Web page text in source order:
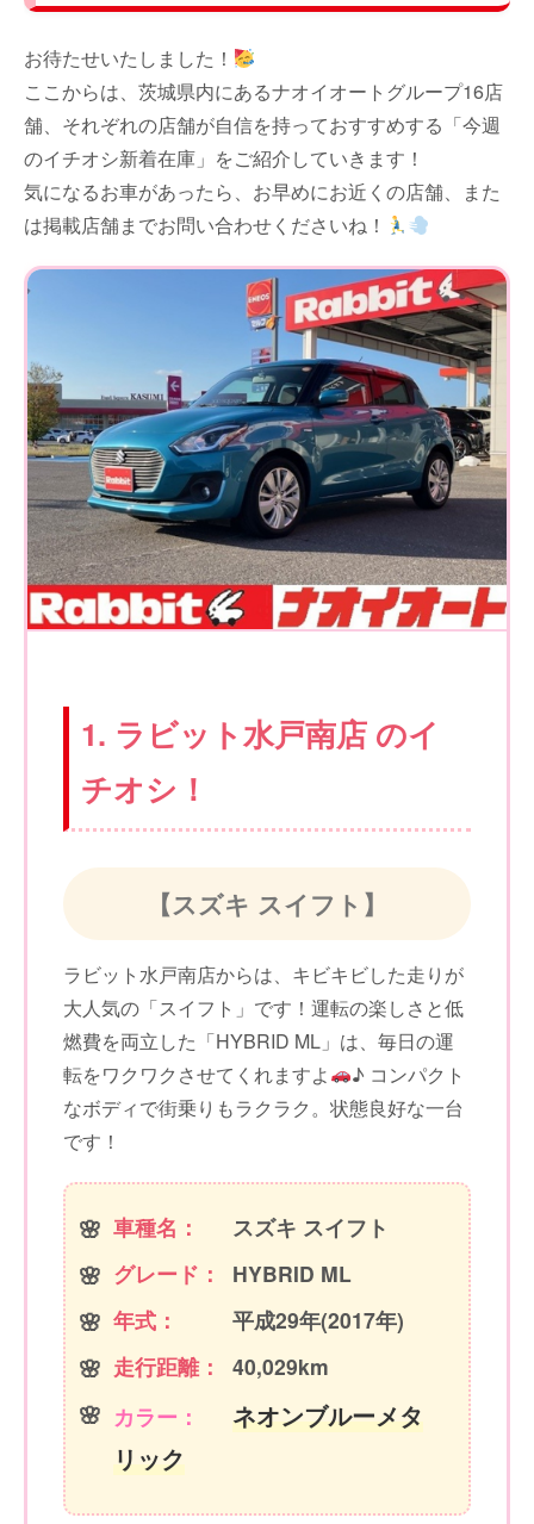
お待たせいたしました！
ここからは、茨城県内にあるナオイオートグループ16店
舗、それぞれの店舗が自信を持っておすすめする「今週
のイチオシ新着在庫」をご紹介していきます！
気になるお車があったら、お早めにお近くの店舗、また
は掲載店舗までお問い合わせくださいね！
1. ラビット水戸南店 のイ
チオシ！
【スズキ スイフト】
ラビット水戸南店からは、キビキビした走りが
大人気の「スイフト」です！運転の楽しさと低
燃費を両立した「HYBRID ML」は、毎日の運
転をワクワクさせてくれますよ
♪ コンパクト
なボディで街乗りもラクラク。状態良好な一台
です！
車種名：
スズキ スイフト
グレード：
HYBRID ML
年式：
平成29年(2017年)
走行距離：
40,029km
カラー：
ネオンブルーメタ
リック